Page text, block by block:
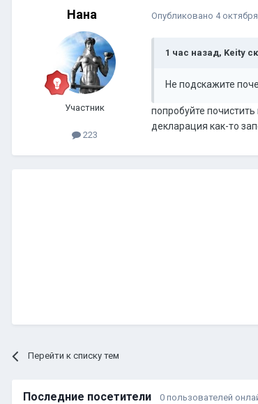
Нана
Участник
223
Опубликовано 4
1 час назад, Keity
Не подскажите
попробуйте
декларация как-то
Перейти к списку тем
Последние посетители 0 пользователей